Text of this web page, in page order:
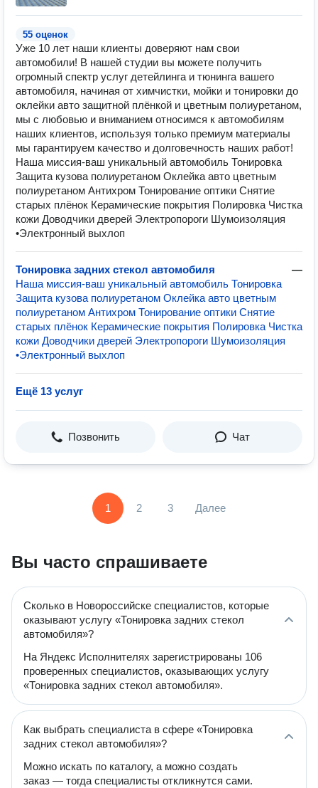
55 оценок
Уже 10 лет наши клиенты доверяют нам свои
автомобили! В нашей студии вы можете получить
огромный спектр услуг детейлинга и тюнинга вашего
автомобиля, начиная от химчистки, мойки и тонировки до
оклейки авто защитной плёнкой и цветным полиуретаном,
мы с любовью и вниманием относимся к автомобилям
наших клиентов, используя только премиум материалы
мы гарантируем качество и долговечность наших работ!
Наша миссия-ваш уникальный автомобиль Тонировка
Защита кузова полиуретаном Оклейка авто цветным
полиуретаном Антихром Тонирование оптики Снятие
старых плёнок Керамические покрытия Полировка Чистка
кожи Доводчики дверей Электропороги Шумоизоляция
•Электронный выхлоп
Тонировка задних стекол автомобиля
—
Наша миссия-ваш уникальный автомобиль Тонировка
Защита кузова полиуретаном Оклейка авто цветным
полиуретаном Антихром Тонирование оптики Снятие
старых плёнок Керамические покрытия Полировка Чистка
кожи Доводчики дверей Электропороги Шумоизоляция
•Электронный выхлоп
Ещё 13 услуг
Позвонить Чат
1 2 3 Далее
Вы часто спрашиваете
Сколько в Новороссийске специалистов, которые
оказывают услугу «Тонировка задних стекол
автомобиля»?
На Яндекс Исполнителях зарегистрированы 106
проверенных специалистов, оказывающих услугу
«Тонировка задних стекол автомобиля».
Как выбрать специалиста в сфере «Тонировка
задних стекол автомобиля»?
Можно искать по каталогу, а можно создать
заказ — тогда специалисты откликнутся сами.